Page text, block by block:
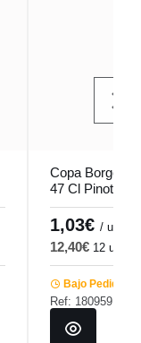
Copa Borgoña
47 Cl Pinot
1,03€ / ud
12,40€ 12 ud
Bajo Pedido
Ref: 180959